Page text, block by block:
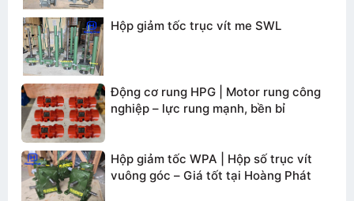
Gửi thông tin
Hộp giảm tốc trục vít me SWL
Động cơ rung HPG | Motor rung công
nghiệp – lực rung mạnh, bền bỉ
Hộp giảm tốc WPA | Hộp số trục vít
vuông góc – Giá tốt tại Hoàng Phát